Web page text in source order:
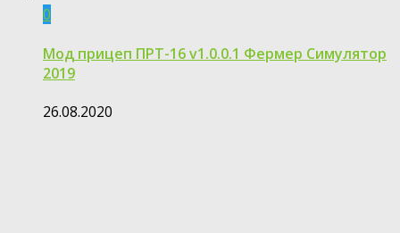
0
Мод прицеп ПРТ-16 v1.0.0.1 Фермер Симулятор
2019
26.08.2020